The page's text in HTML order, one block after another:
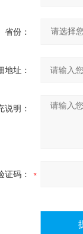
省份：
地址：
说明：
证码：